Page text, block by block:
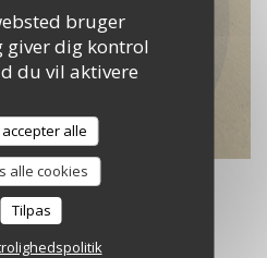
bruger
giver dig kontrol
du vil aktivere
accepter alle
alle cookies
Tilpas